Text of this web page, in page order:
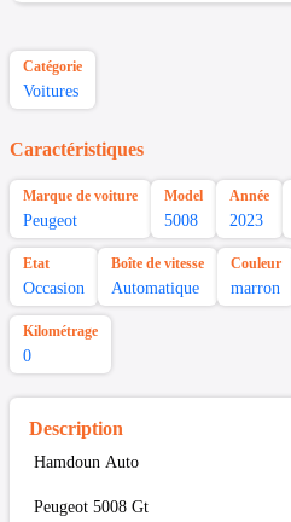
Catégorie
Voitures
Caractéristiques
Marque de voiture
Peugeot
Model
5008
Année
2023
Etat
Occasion
Boîte de vitesse
Automatique
Couleur
marron
Kilométrage
0
Description
Hamdoun Auto
Peugeot 5008 Gt